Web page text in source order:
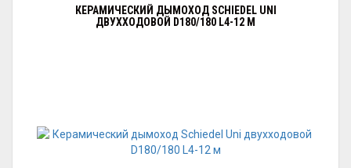
КЕРАМИЧЕСКИЙ ДЫМОХОД SCHIEDEL UNI
ДВУХХОДОВОЙ D180/180 L4-12 М